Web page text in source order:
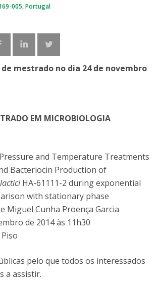
005 Portugal
mestrado no dia 24 de novembro
EM MICROBIOLOGIA
and Temperature Treatments
Bacteriocin Production of
HA-61111-2 during exponential
with stationary phase
Miguel Cunha Proença Garcia
de 2014 às 11h30
Piso
pelo que todos os interessados
a assistir.